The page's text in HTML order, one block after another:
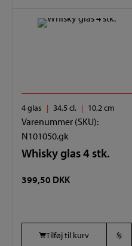
4 glas 34,5 cl. 10,2 cm
Varenummer (SKU):
N101050.gk
Whisky glas 4 stk.
399,50 DKK
Tilføj til kurv